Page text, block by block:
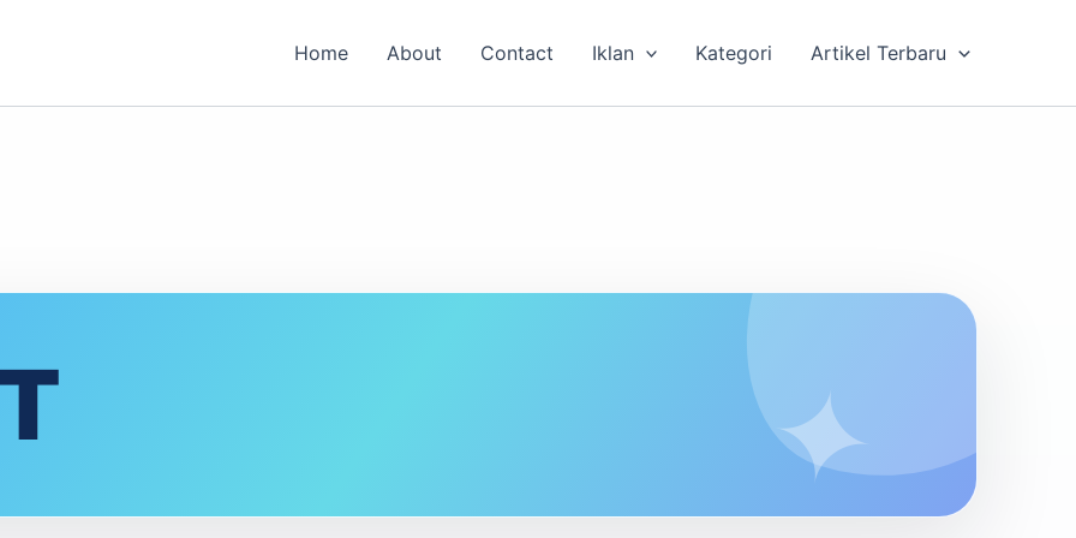
Home About Contact Iklan Kategori Artikel Terbaru